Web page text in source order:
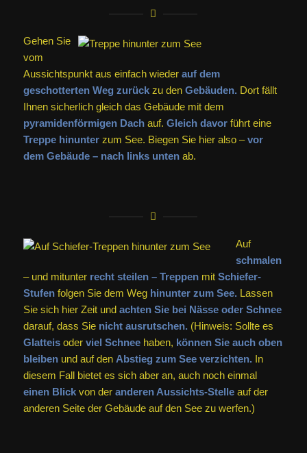
Gehen Sie
vom
Aussichtspunkt aus einfach wieder auf dem
geschotterten Weg zurückzu den Gebäuden. Dort fällt
Ihnen sicherlich gleich das Gebäude mit dem
pyramidenförmigen Dachauf. Gleich davorführt eine
Treppe hinunterzum See. Biegen Sie hier also –vor
dem Gebäude – nach links untenab.
Auf
schmalen
– und mitunter recht steilen – Treppenmit Schiefer-
Stufenfolgen Sie dem Weg hinunter zum See. Lassen
Sie sich hier Zeit und achten Sie bei Nässe oder Schnee
darauf, dass Sie nicht ausrutschen. (Hinweis: Sollte es
Glatteisoder viel Schneehaben, können Sie auch oben
bleibenund auf den Abstieg zum See verzichten. In
diesem Fall bietet es sich aber an, auch noch einmal
einen Blickvon der anderen Aussichts-Stelleauf der
anderen Seite der Gebäude auf den See zu werfen.)